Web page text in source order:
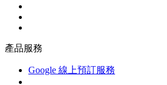
產品服務
Google 線上預訂服務